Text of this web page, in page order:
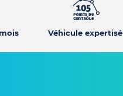
Véhicule expertisé